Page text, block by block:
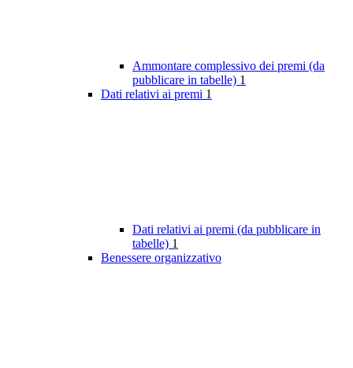
Ammontare complessivo dei premi (da
pubblicare in tabelle) 1
Dati relativi ai premi 1
Dati relativi ai premi (da pubblicare in
tabelle) 1
Benessere organizzativo